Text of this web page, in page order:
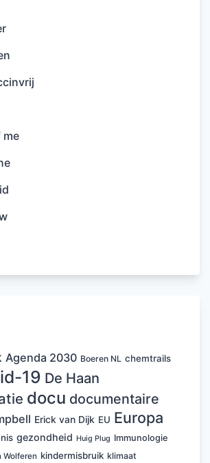
me
Agenda 2030 Boeren NL chemtrails
19 De Haan
docu documentaire
Erick van Dijk EU Europa
gezondheid Huig Plug Immunologie
Wolferen kindermisbruik klimaat